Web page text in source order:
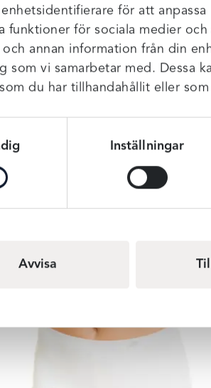
för att
funktioner för sociala medier
annan information från din
som vi samarbetar med. Dessa
du har tillhandahållit eller
Inställningar
Avvisa
lårskav och är dessutom fin om du
du pendlar mellan två storlekar så